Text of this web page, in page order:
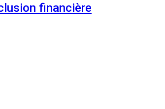
financière